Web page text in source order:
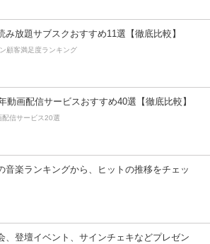
み放題サブスクおすすめ11選【徹底比較】
顧客満足度ランキング
動画配信サービスおすすめ40選【徹底比較】
配信サービス20選
音楽ランキングから、ヒットの推移をチェッ
、登壇イベント、サインチェキなどプレゼン